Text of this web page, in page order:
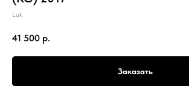
Luk
41 500 р.
Заказать